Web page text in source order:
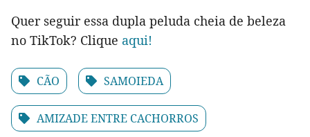
Quer seguir essa dupla peluda cheia de beleza
no TikTok? Clique aqui!
CÃO SAMOIEDA
AMIZADE ENTRE CACHORROS